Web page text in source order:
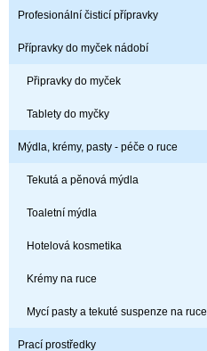
Profesionální čisticí přípravky
Přípravky do myček nádobí
Připravky do myček
Tablety do myčky
Mýdla, krémy, pasty - péče o ruce
Tekutá a pěnová mýdla
Toaletní mýdla
Hotelová kosmetika
Krémy na ruce
Mycí pasty a tekuté suspenze na ruce
Prací prostředky